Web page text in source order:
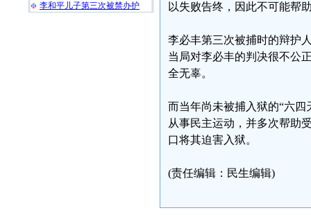
李和平儿子第三次被禁办护
以失败告终，因此不可能帮
李必丰第三次被捕时的辩护
当局对李必丰的判决很不公
全无辜。
而当年尚未被捕入狱的“六
从事民主运动，并多次帮助
口将其迫害入狱。
(责任编辑：民生编辑)